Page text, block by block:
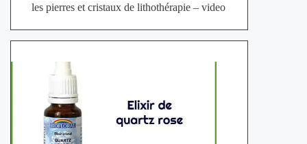
les pierres et cristaux de lithothérapie – video